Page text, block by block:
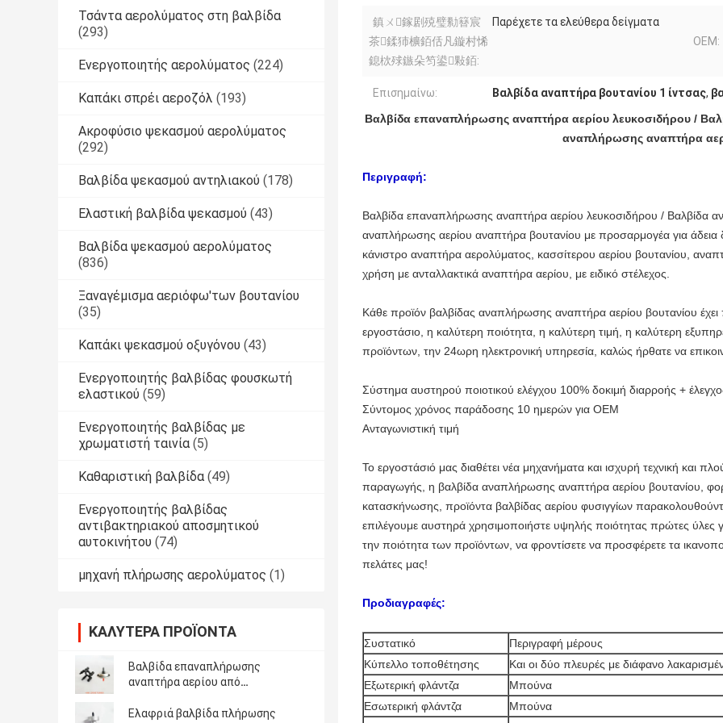
Τσάντα αερολύματος στη βαλβίδα
(293)
Ενεργοποιητής αερολύματος (224)
Καπάκι σπρέι αεροζόλ (193)
Ακροφύσιο ψεκασμού αερολύματος
(292)
Βαλβίδα ψεκασμού αντηλιακού (178)
Ελαστική βαλβίδα ψεκασμού (43)
Βαλβίδα ψεκασμού αερολύματος
(836)
Ξαναγέμισμα αεριόφω'των βουτανίου
(35)
Καπάκι ψεκασμού οξυγόνου (43)
Ενεργοποιητής βαλβίδας φουσκωτή
ελαστικού (59)
Ενεργοποιητής βαλβίδας με
χρωματιστή ταινία (5)
Καθαριστική βαλβίδα (49)
Ενεργοποιητής βαλβίδας
αντιβακτηριακού αποσμητικού
αυτοκινήτου (74)
μηχανή πλήρωσης αερολύματος (1)
ΚΑΛΎΤΕΡΑ ΠΡΟΪΌΝΤΑ
Βαλβίδα επαναπλήρωσης
αναπτήρα αερίου από
προσαρμογέα
Ελαφριά βαλβίδα πλήρωσης
鎮ㄨ鎵剧殑璧勬簮宸
茶鍒犻櫎銆佸凡鏇村悕
鎴栨殏鏃朵笉鍙敤銆:
Παρέχετε τα ελεύθερα δείγματα
OEM:
Επισημαίνω: Βαλβίδα αναπτήρα βουτανίου 1 ίντσας,
Βαλβίδα επαναπλήρωσης αναπτήρα αερίου λευκοσιδήρου /
αναπλήρωσης αναπτήρα
Περιγραφή:
Βαλβίδα επαναπλήρωσης αναπτήρα αερίου λευκοσιδήρου / Βαλβίδα
αναπλήρωσης αερίου αναπτήρα βουτανίου με προσαρμογέα για άδεια
κάνιστρο αναπτήρα αερολύματος, κασσίτερου αερίου βουτανίου,
χρήση με ανταλλακτικά αναπτήρα αερίου, με ειδικό στέλεχος.
Κάθε προϊόν βαλβίδας αναπλήρωσης αναπτήρα αερίου βουτανίου
εργοστάσιο, η καλύτερη ποιότητα, η καλύτερη τιμή, η καλύτερη
προϊόντων, την 24ωρη ηλεκτρονική υπηρεσία, καλώς ήρθατε να
Σύστημα αυστηρού ποιοτικού ελέγχου 100% δοκιμή διαρροής +
Σύντομος χρόνος παράδοσης 10 ημερών για OEM
Ανταγωνιστική τιμή
Το εργοστάσιό μας διαθέτει νέα μηχανήματα και ισχυρή τεχνική και
παραγωγής, η βαλβίδα αναπλήρωσης αναπτήρα αερίου βουτανίου,
κατασκήνωσης, προϊόντα βαλβίδας αερίου φυσιγγίων
επιλέγουμε αυστηρά χρησιμοποιήστε υψηλής ποιότητας πρώτες ύλες
την ποιότητα των προϊόντων, να φροντίσετε να προσφέρετε τα
πελάτες μας!
Προδιαγραφές:
Συστατικό
Περιγραφή μέρους
Κύπελλο τοποθέτησης
Και οι δύο πλευρές με διάφανο
Εξωτερική φλάντζα
Μπούνα
Εσωτερική φλάντζα
Μπούνα